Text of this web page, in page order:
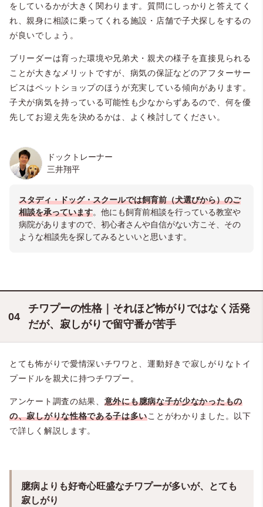
をしているかが大きく関わります。質問にしっかりと答えてく
れ、親身に相談に乗ってくれる施設・店舗で子犬探しをするの
が良いでしょう。
ブリーダーは育った環境や兄弟犬・親犬の様子を直接見られる
ことが大きなメリットですが、病気の保証などのアフターサー
ビスはペットショップのほうが充実している傾向があります。
子犬が病気を持っている可能性も少なからずあるので、何を優
先してお迎え先を決めるかは、よく検討してください。
ドックトレーナー
三井翔平
スタディ・ドッグ・スクールでは飼育前（犬選びから）のご
相談を承っています。他にも飼育前相談を行っている教室や
病院がありますので、初心者さんや自信がない方こそ、その
ような相談先を探してみるといいと思います。
チワプーの性格｜それほど怖がりではなく活発
だが、寂しがりで留守番が苦手
とても怖がりで愛情深いチワワと、運動好きで寂しがりなトイ
プードルを親犬に持つチワプー。
アンケート調査の結果、 意外にも臆病な子が少なかったもの
の、寂しがりな性格である子は多いことがわかりました。以下
で詳しく解説します。
臆病よりも好奇心旺盛なチワプーが多いが、とても
寂しがり